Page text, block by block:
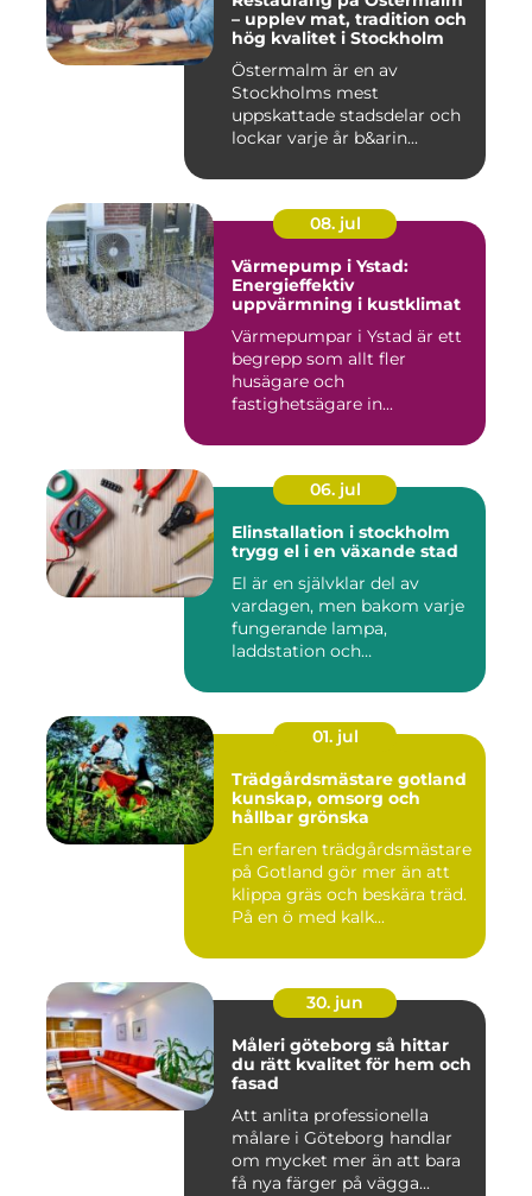
– upplev mat, tradition och
hög kvalitet i Stockholm
Östermalm är en av
Stockholms mest
uppskattade stadsdelar och
lockar varje år b&arin...
08. jul
Värmepump i Ystad:
Energieffektiv
uppvärmning i kustklimat
Värmepumpar i Ystad är ett
begrepp som allt fler
husägare och
fastighetsägare in...
06. jul
Elinstallation i stockholm
trygg el i en växande stad
El är en självklar del av
vardagen, men bakom varje
fungerande lampa,
laddstation och
01. jul
Trädgårdsmästare gotland
kunskap, omsorg och
hållbar grönska
En erfaren trädgårdsmästare
på Gotland gör mer än att
klippa gräs och beskära träd.
På en ö med kalk...
30. jun
Måleri göteborg så hittar
du rätt kvalitet för hem och
fasad
Att anlita professionella
målare i Göteborg handlar
om mycket mer än att bara
få nya färger på vägga...